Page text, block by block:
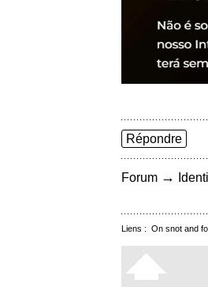
Répondre
Forum →
Liens : On snot and